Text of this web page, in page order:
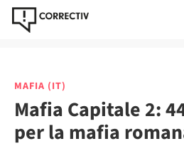
MAFIA (IT)
Mafia Capitale 2:
per la mafia